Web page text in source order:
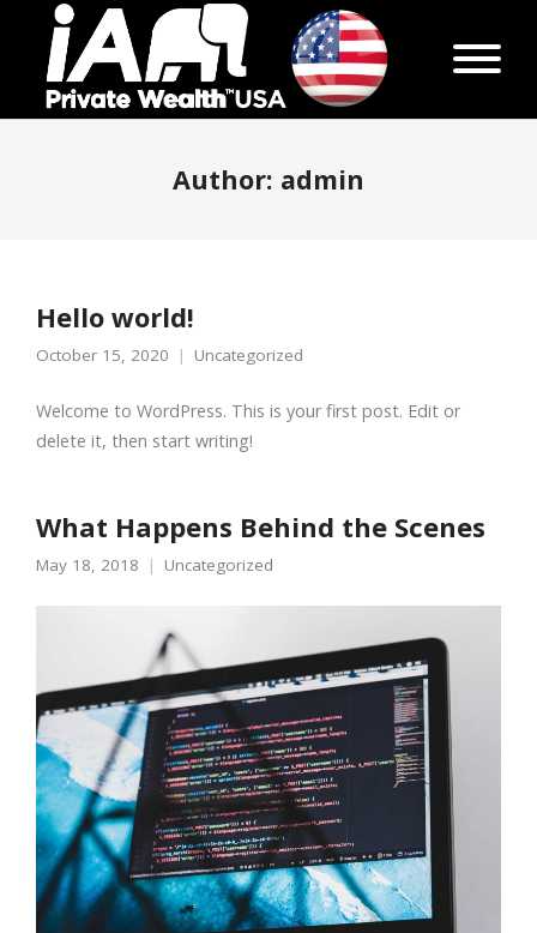
Author: admin
Hello world!
October 15, 2020 Uncategorized
Welcome to WordPress. This is your first post. Edit or
delete it, then start writing!
What Happens Behind the Scenes
May 18, 2018 Uncategorized